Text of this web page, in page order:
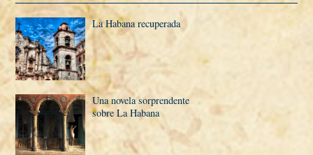
La Habana recuperada
Una novela sorprendente
sobre La Habana